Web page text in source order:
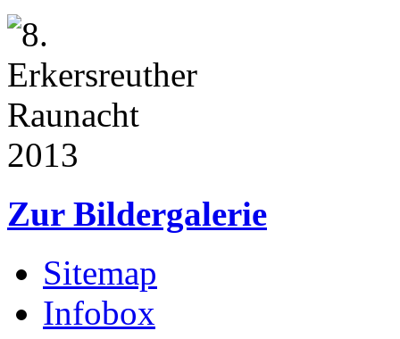
Zur Bildergalerie
Sitemap
Infobox